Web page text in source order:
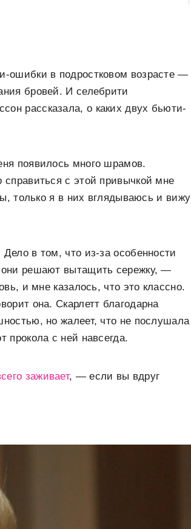
ошибки в подростковом возрасте —
бровей. И селебрити
рассказала, о каких двух бьюти-
появилось много шрамов.
с этой привычкой мне
только я в них вглядываюсь и вижу
в том, что из-за особенности
они решают вытащить сережку, —
и мне казалось, что это классно.
она. Скарлетт благодарна
но жалеет, что не послушала
прокола с ней навсегда.
заживает, — если вы вдруг